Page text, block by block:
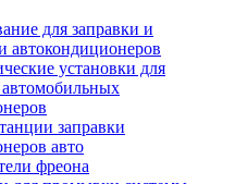
для заправки и
автокондиционеров
установки для
автомобильных
заправки
авто
фреона